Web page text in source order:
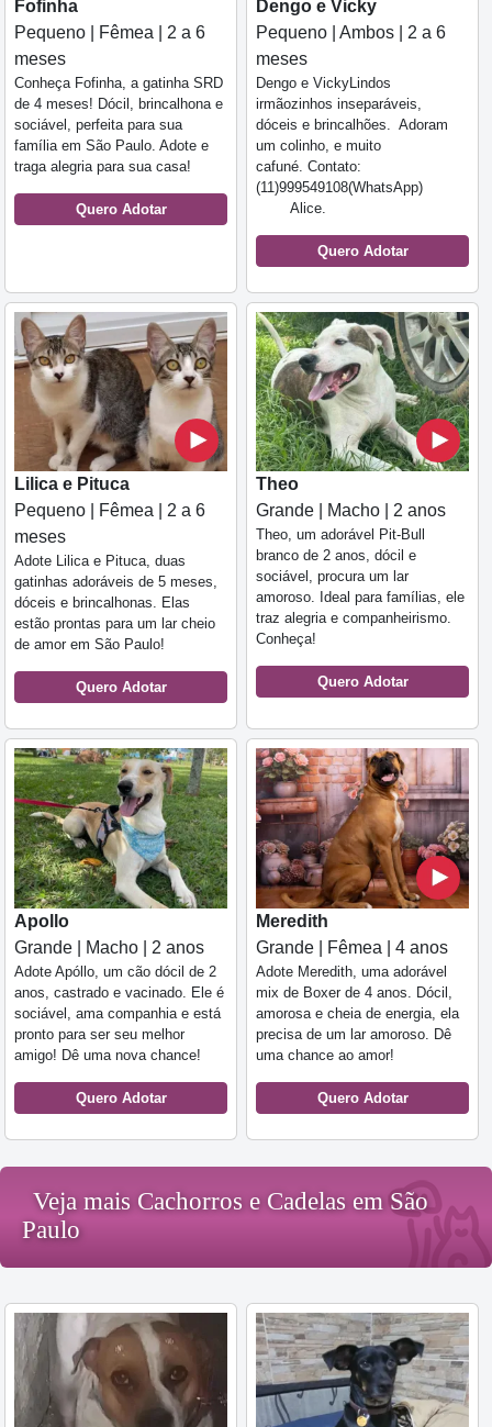
Fofinha
Pequeno | Fêmea | 2 a 6
meses
Conheça Fofinha, a gatinha SRD
de 4 meses! Dócil, brincalhona e
sociável, perfeita para sua
família em São Paulo. Adote e
traga alegria para sua casa!
Quero Adotar
Dengo e Vicky
Pequeno | Ambos | 2 a 6
meses
Dengo e VickyLindos
irmãozinhos inseparáveis,
dóceis e brincalhões. Adoram
um colinho, e muito
cafuné. Contato:
(11)999549108(WhatsApp)
Alice.
Quero Adotar
Lilica e Pituca
Pequeno | Fêmea | 2 a 6
meses
Adote Lilica e Pituca, duas
gatinhas adoráveis de 5 meses,
dóceis e brincalhonas. Elas
estão prontas para um lar cheio
de amor em São Paulo!
Quero Adotar
Theo
Grande | Macho | 2 anos
Theo, um adorável Pit-Bull
branco de 2 anos, dócil e
sociável, procura um lar
amoroso. Ideal para famílias, ele
traz alegria e companheirismo.
Conheça!
Quero Adotar
Apollo
Grande | Macho | 2 anos
Adote Apóllo, um cão dócil de 2
anos, castrado e vacinado. Ele é
sociável, ama companhia e está
pronto para ser seu melhor
amigo! Dê uma nova chance!
Quero Adotar
Meredith
Grande | Fêmea | 4 anos
Adote Meredith, uma adorável
mix de Boxer de 4 anos. Dócil,
amorosa e cheia de energia, ela
precisa de um lar amoroso. Dê
uma chance ao amor!
Quero Adotar
Veja mais Cachorros e Cadelas em São
Paulo